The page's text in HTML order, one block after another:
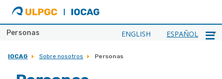
ULPGC
Ir
al
IOCAG
ENGLISH ESPAÑOL
Personas
IOCAG Sobre nosotros Personas